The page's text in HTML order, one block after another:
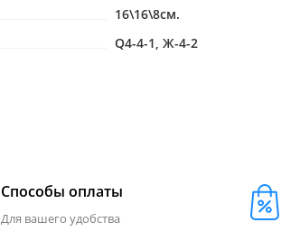
16\16\8см.
Q4-4-1, Ж-4-2
Способы оплаты
Для вашего удобства